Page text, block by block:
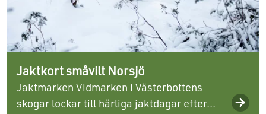
Jaktkort småvilt Norsjö
Jaktmarken Vidmarken i Västerbottens
skogar lockar till härliga jaktdagar efter...